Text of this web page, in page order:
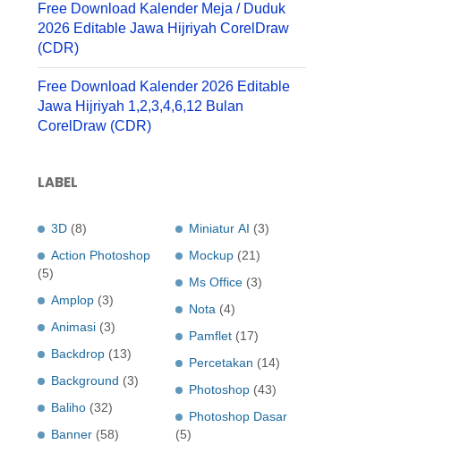
Free Download Kalender Meja / Duduk
2026 Editable Jawa Hijriyah CorelDraw
(CDR)
Free Download Kalender 2026 Editable
Jawa Hijriyah 1,2,3,4,6,12 Bulan
CorelDraw (CDR)
LABEL
3D (8)
Action Photoshop
(5)
Amplop (3)
Animasi (3)
Backdrop (13)
Background (3)
Baliho (32)
Banner (58)
Miniatur AI (3)
Mockup (21)
Ms Office (3)
Nota (4)
Pamflet (17)
Percetakan (14)
Photoshop (43)
Photoshop Dasar
(5)